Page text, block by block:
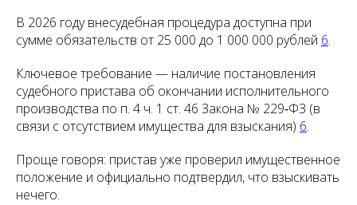
В 2026 году внесудебная процедура доступна при
сумме обязательств от 25 000 до 1 000 000 рублей 6.
Ключевое требование — наличие постановления
судебного пристава об окончании исполнительного
производства по п. 4 ч. 1 ст. 46 Закона № 229‑ФЗ (в
связи с отсутствием имущества для взыскания) 6.
Проще говоря: пристав уже проверил имущественное
положение и официально подтвердил, что взыскивать
нечего.